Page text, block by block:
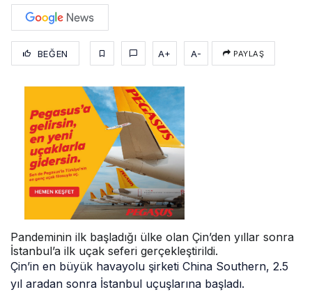
BEĞEN A+ A- PAYLAŞ
Pandeminin ilk başladığı ülke olan Çin’den yıllar sonra
İstanbul’a ilk uçak seferi gerçekleştirildi.
Çin’in en büyük havayolu şirketi China Southern, 2.5
yıl aradan sonra İstanbul uçuşlarına başladı.